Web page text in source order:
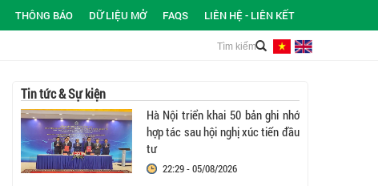
THÔNG BÁO DỮ LIỆU MỞ FAQS LIÊN HỆ - LIÊN KẾT
Tin tức & Sự kiện
Hà Nội triển khai 50 bản ghi nhớ
hợp tác sau hội nghị xúc tiến đầu
tư
22:29 - 05/08/2026